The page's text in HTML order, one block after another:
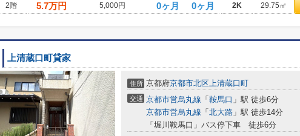
2階
5.7万円 5,000円 0ヶ月 0ヶ月 2K 29.75㎡
上清蔵口町貸家
住所 京都府京都市北区上清蔵口町
交通 京都市営烏丸線 「 鞍馬口 」駅 徒歩6分
京都市営烏丸線 「 北大路 」駅 徒歩14分
「堀川鞍馬口」バス停下車 徒歩6分